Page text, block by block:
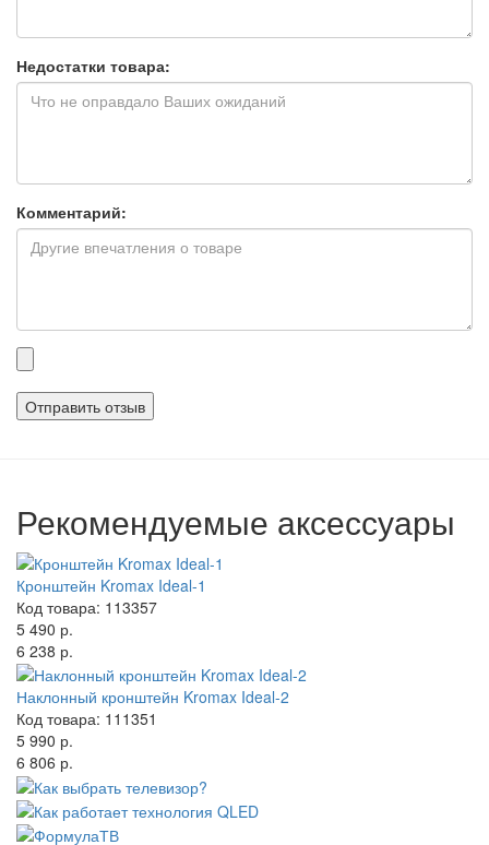
Недостатки товара:
Комментарий:
Прикрепленные
файлы
Рекомендуемые аксессуары
Кронштейн Kromax Ideal-1
Код товара: 113357
5 490 р.
6 238 р.
Наклонный кронштейн Kromax Ideal-2
Код товара: 111351
5 990 р.
6 806 р.